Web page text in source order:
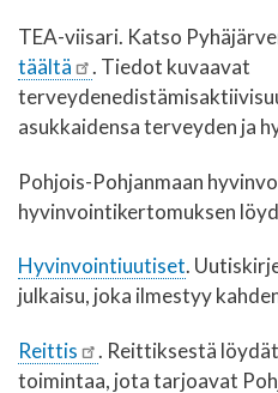
TEA-viisari. Katso
täältä
. Tiedot kuvaavat
asukkaidensa terveyden ja
Pohjois-Pohjanmaan
hyvinvointikertomuksen
Hyvinvointiuutiset.
julkaisu, joka ilmestyy
Reittis
. Reittiksestä
toimintaa, jota tarjoavat